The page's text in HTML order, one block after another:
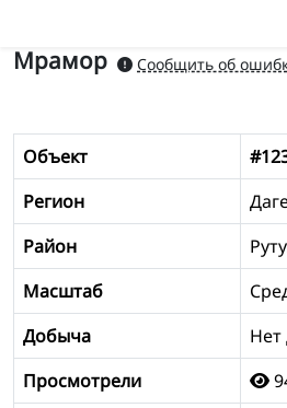
Мрамор Сообщить об
Объект
Регион
Район
Масштаб
Добыча
Нет
Просмотрели